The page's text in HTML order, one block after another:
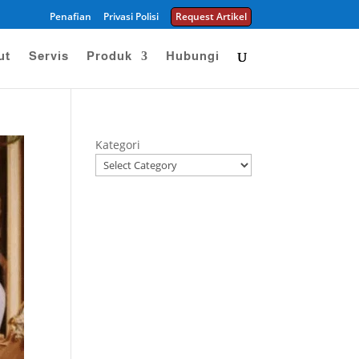
Penafian Privasi Polisi Request Artikel
Servis Produk Hubungi
Kategori